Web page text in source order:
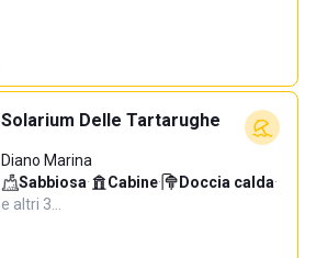
Solarium Delle Tartarughe
Diano Marina
Sabbiosa· Cabine· Doccia calda·
e altri 3…